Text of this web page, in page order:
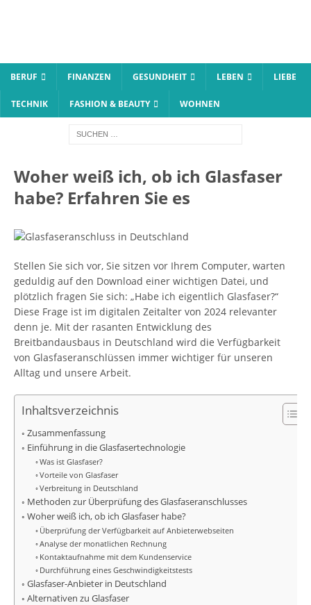
BERUF FINANZEN GESUNDHEIT LEBEN LIEBE
TECHNIK FASHION & BEAUTY WOHNEN
Woher weiß ich, ob ich Glasfaser
habe? Erfahren Sie es
Stellen Sie sich vor, Sie sitzen vor Ihrem Computer, warten
geduldig auf den Download einer wichtigen Datei, und
plötzlich fragen Sie sich: „Habe ich eigentlich Glasfaser?“
Diese Frage ist im digitalen Zeitalter von 2024 relevanter
denn je. Mit der rasanten Entwicklung des
Breitbandausbaus in Deutschland wird die Verfügbarkeit
von Glasfaseranschlüssen immer wichtiger für unseren
Alltag und unsere Arbeit.
Inhaltsverzeichnis
Zusammenfassung
Einführung in die Glasfasertechnologie
Was ist Glasfaser?
Vorteile von Glasfaser
Verbreitung in Deutschland
Methoden zur Überprüfung des Glasfaseranschlusses
Woher weiß ich, ob ich Glasfaser habe?
Überprüfung der Verfügbarkeit auf Anbieterwebseiten
Analyse der monatlichen Rechnung
Kontaktaufnahme mit dem Kundenservice
Durchführung eines Geschwindigkeitstests
Glasfaser-Anbieter in Deutschland
Alternativen zu Glasfaser